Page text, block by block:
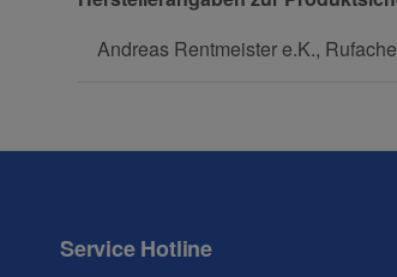
Frage zum Artikel
Andreas Rentmeister e.K.,
Service Hotline